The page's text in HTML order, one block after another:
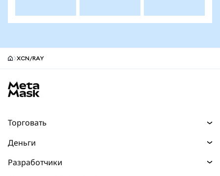
XCN/RAY
Торговать
Прогнозы
Деньги
Разработчики